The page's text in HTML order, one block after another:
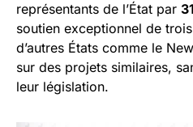
représentants de l’État par
soutien exceptionnel de
d’autres États comme le
sur des projets similaires,
leur législation.